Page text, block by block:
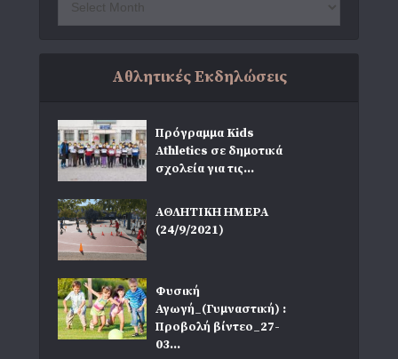
Αθλητικές Εκδηλώσεις
Πρόγραμμα Kids
Athletics σε δημοτικά
σχολεία για τις...
ΑΘΛΗΤΙΚΗ ΗΜΕΡΑ
(24/9/2021)
Φυσική
Αγωγή_(Γυμναστική) :
Προβολή βίντεο_27-
03...